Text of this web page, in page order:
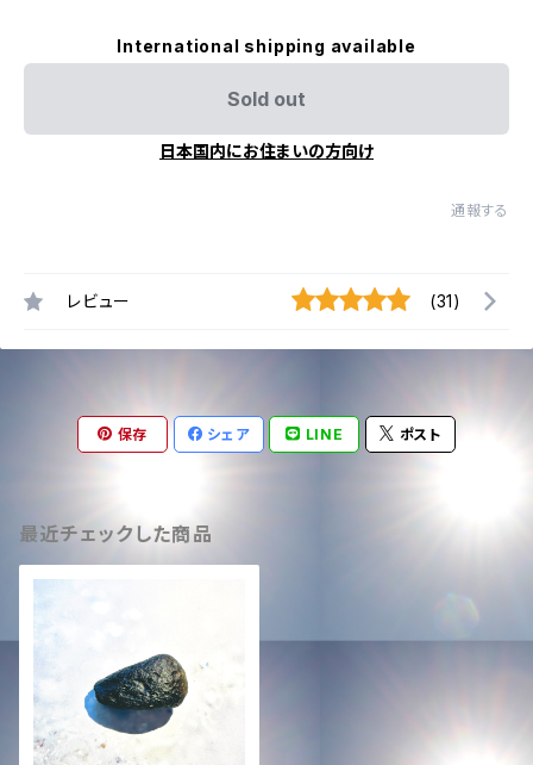
International shipping available
Sold out
日本国内にお住まいの方向け
通報する
レビュー (31)
保存 シェア LINE ポスト
最近チェックした商品